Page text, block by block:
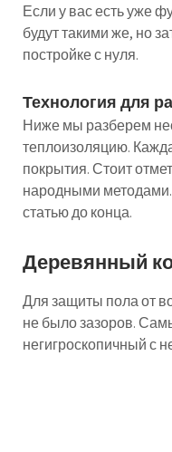
Если у вас есть уже
будут такими же, но
постройке с нуля.
Технология для
Ниже мы разберем
теплоизоляцию.
покрытия. Стоит
народными методами.
статью до конца.
Деревянный
Для защиты пола от
не было зазоров.
негигроскопичный с